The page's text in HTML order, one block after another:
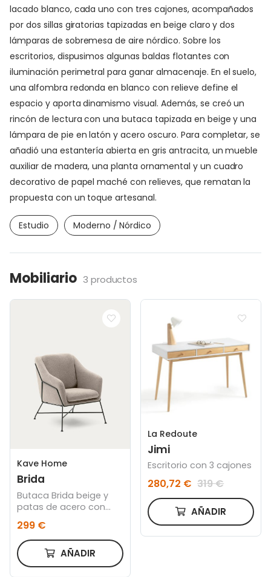
lacado blanco, cada uno con tres cajones, acompañados
por dos sillas giratorias tapizadas en beige claro y dos
lámparas de sobremesa de aire nórdico. Sobre los
escritorios, dispusimos algunas baldas flotantes con
iluminación perimetral para ganar almacenaje. En el suelo,
una alfombra redonda en blanco con relieve define el
espacio y aporta dinamismo visual. Además, se creó un
rincón de lectura con una butaca tapizada en beige y una
lámpara de pie en latón y acero oscuro. Para completar, se
añadió una estantería abierta en gris antracita, un mueble
auxiliar de madera, una planta ornamental y un cuadro
decorativo de papel maché con relieves, que rematan la
propuesta con un toque artesanal.
Estudio Moderno / Nórdico
Mobiliario 3 productos
Kave Home
Brida
Butaca Brida beige y
patas de acero con
299 €
AÑADIR
La Redoute
Jimi
Escritorio con 3 cajones
280,72 € 319 €
AÑADIR